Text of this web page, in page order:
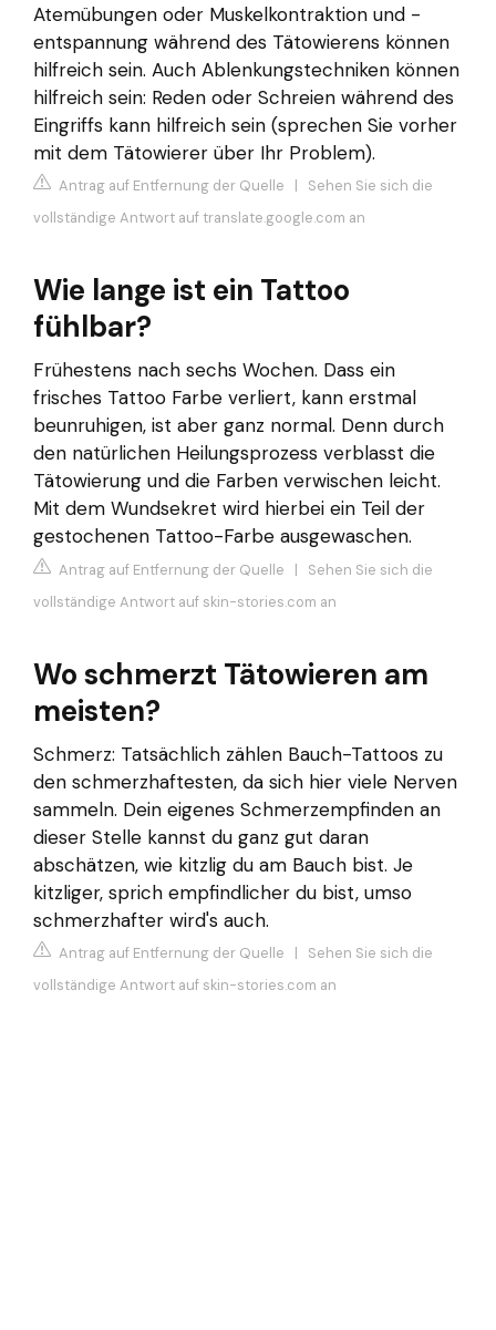
Atemübungen oder Muskelkontraktion und -
entspannung während des Tätowierens können
hilfreich sein. Auch Ablenkungstechniken können
hilfreich sein: Reden oder Schreien während des
Eingriffs kann hilfreich sein (sprechen Sie vorher
mit dem Tätowierer über Ihr Problem).
Antrag auf Entfernung der Quelle | Sehen Sie sich die
vollständige Antwort auf translate.google.com an
Wie lange ist ein Tattoo
fühlbar?
Frühestens nach sechs Wochen. Dass ein
frisches Tattoo Farbe verliert, kann erstmal
beunruhigen, ist aber ganz normal. Denn durch
den natürlichen Heilungsprozess verblasst die
Tätowierung und die Farben verwischen leicht.
Mit dem Wundsekret wird hierbei ein Teil der
gestochenen Tattoo-Farbe ausgewaschen.
Antrag auf Entfernung der Quelle | Sehen Sie sich die
vollständige Antwort auf skin-stories.com an
Wo schmerzt Tätowieren am
meisten?
Schmerz: Tatsächlich zählen Bauch-Tattoos zu
den schmerzhaftesten, da sich hier viele Nerven
sammeln. Dein eigenes Schmerzempfinden an
dieser Stelle kannst du ganz gut daran
abschätzen, wie kitzlig du am Bauch bist. Je
kitzliger, sprich empfindlicher du bist, umso
schmerzhafter wird's auch.
Antrag auf Entfernung der Quelle | Sehen Sie sich die
vollständige Antwort auf skin-stories.com an